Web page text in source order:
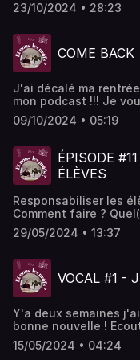
canope.fr👉 Idée
aider à la production
écoute et n’hésitez
Hébergé par Acast.
d'informations.
retour au calme,
expérience aussi sur
répondrai à vos
Visitez acast.com/
23/10/2024 • 28:23
COME BACK
J'ai décalé ma
mon podcast !!! Je
réflexions et de mes
écoute ! Hébergé par Acast. Visitez acast.com/privacy
09/10/2024 • 05:19
ÉPISODE
ÉLÈVES
Responsabiliser les
Comment faire ?
Quelle(s) valeur(s)
l'ambiance de la
acast.com/privacy
29/05/2024 • 13:37
VOCAL #1 -
Y'a deux semaines
bonne nouvelle !
s'agit... bonne écoute
acast.com/privacy
15/05/2024 • 04:24